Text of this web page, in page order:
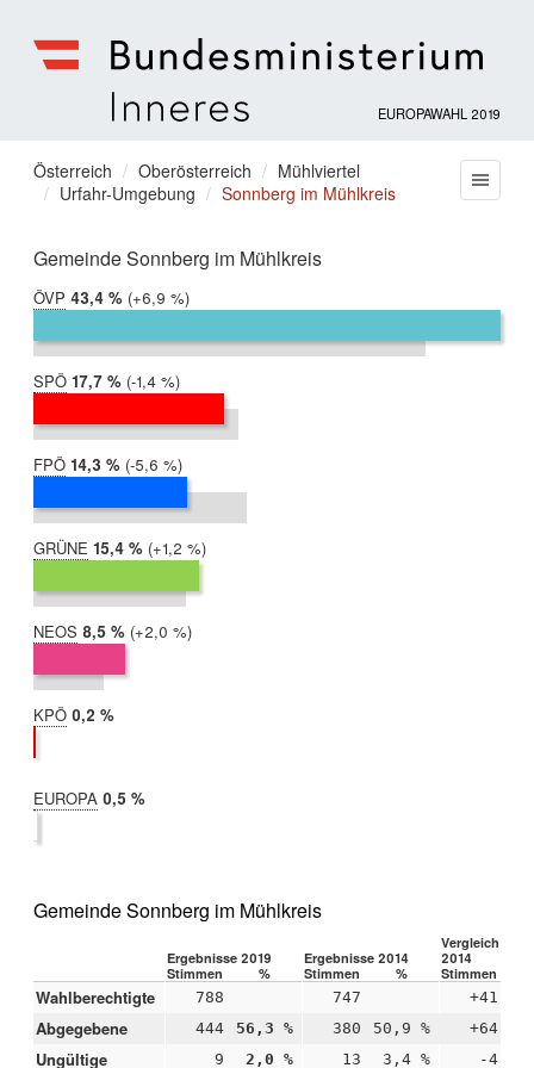
für
Inneres
EUROPAWAHL 2019
Sie
befinden
hier:
Österreich Oberösterreich
Mühlviertel
Urfahr-Umgebung
Sonnberg im Mühlkreis
Gemeinde Sonnberg im Mühlkreis
ÖVP 2019:
43,4 %
2014:
36,5 %
Differenz:
+6,9 %
SPÖ 2019:
17,7 %
2014:
19,1 %
Differenz:
-1,4 %
FPÖ 2019:
14,3 %
2014:
19,9 %
Differenz:
-5,6 %
GRÜNE 2019:
15,4 %
2014:
14,2 %
Differenz:
+1,2 %
NEOS 2019:
8,5 %
2014:
6,5 %
Differenz:
+2,0 %
KPÖ 2019:
0,2 %
EUROPA 2019:
0,5 %
Gemeinde Sonnberg im Mühlkreis
Ergebnisse 2019 Ergebnisse 2014
Vergleich
2014
Stimmen
% Stimmen % Stimmen
Wahlberechtigte 788 747 +41
Abgegebene 444 56,3 % 380 50,9 % +64
Ungültige 9 2,0 % 13 3,4 % -4